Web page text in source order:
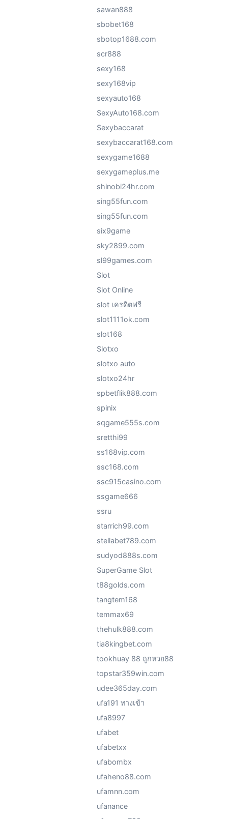
sawan888
sbobet168
sbotop1688.com
scr888
sexy168
sexy168vip
sexyauto168
SexyAuto168.com
Sexybaccarat
sexybaccarat168.com
sexygame1688
sexygameplus.me
shinobi24hr.com
sing55fun.com
sing55fun.com
six9game
sky2899.com
sl99games.com
Slot
Slot Online
slot เครดิตฟรี
slot1111ok.com
slot168
Slotxo
slotxo auto
slotxo24hr
spbetflik888.com
spinix
sqgame555s.com
sretthi99
ss168vip.com
ssc168.com
ssc915casino.com
ssgame666
ssru
starrich99.com
stellabet789.com
sudyod888s.com
SuperGame Slot
t88golds.com
tangtem168
temmax69
thehulk888.com
tia8kingbet.com
tookhuay 88 ถูกหวย88
topstar359win.com
udee365day.com
ufa191 ทางเข้า
ufa8997
ufabet
ufabetxx
ufabombx
ufaheno88.com
ufamnn.com
ufanance